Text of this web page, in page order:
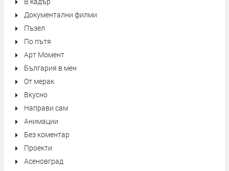
Документални филми
Пъзел
По пътя
Арт Момент
България в мен
От мерак
Вкусно
Направи сам
Анимации
Без коментар
Проекти
Асеновград